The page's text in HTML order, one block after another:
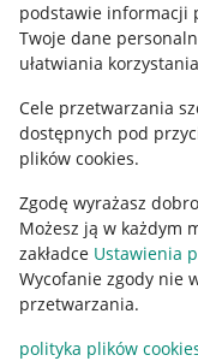
podstawie informacji
Twoje dane
ułatwiania
Cele przetwarzania
dostępnych pod
plików cookies.
Zgodę wyrażasz
Możesz ją w każdym
zakładce Ustawienia
Wycofanie zgody nie
przetwarzania.
polityka plików
Polityka plików
Ustawienia plików
Udostępnianie
Informacje dla Aktu o
Pobierz aplikację